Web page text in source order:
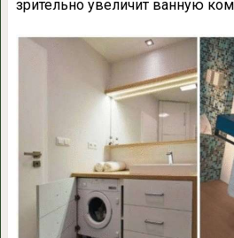
зрительно увеличит ванную